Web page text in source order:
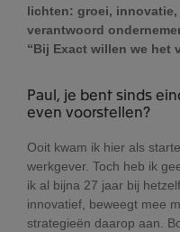
lichten: groei, innovatie,
verantwoord
“Bij Exact willen we het
Paul, je bent sinds
even voorstellen?
Ooit kwam ik hier als
werkgever. Toch heb ik
ik al bijna 27 jaar bij
innovatief, beweegt mee
strategieën daarop aan.